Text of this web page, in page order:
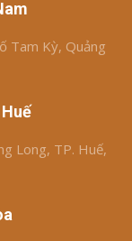
Tam Kỳ, Quảng
Long, TP. Huế,